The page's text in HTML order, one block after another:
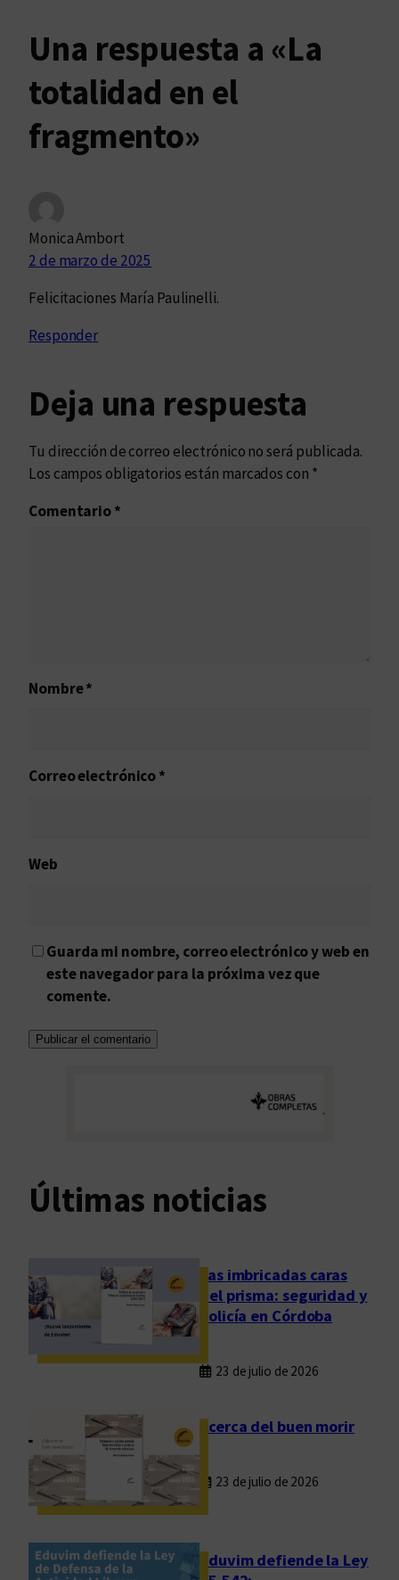
Una respuesta a «La
totalidad en el
fragmento»
Monica Ambort
2 de marzo de 2025
Felicitaciones María Paulinelli.
Responder
Deja una respuesta
Tu dirección de correo electrónico no será publicada.
Los campos obligatorios están marcados con *
Comentario*
Nombre*
Correo electrónico*
Web
Guarda mi nombre, correo electrónico y web en
este navegador para la próxima vez que
comente.
Últimas noticias
Las imbricadas caras
del prisma: seguridad y
policía en Córdoba
23 de julio de 2026
Acerca del buen morir
23 de julio de 2026
Eduvim defiende la Ley